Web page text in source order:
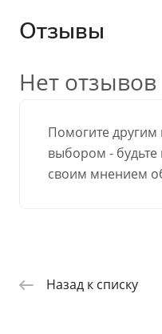
Отзывы
Помогите другим
выбором - будьте
своим мнением
Нет отзывов
Назад к списку